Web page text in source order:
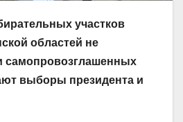
участков
областей не
самопровозглашенных
выборы президента и